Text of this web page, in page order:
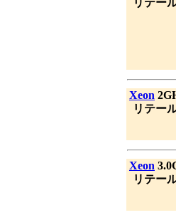
リテー
Xeon
リテー
Xeon
リテー